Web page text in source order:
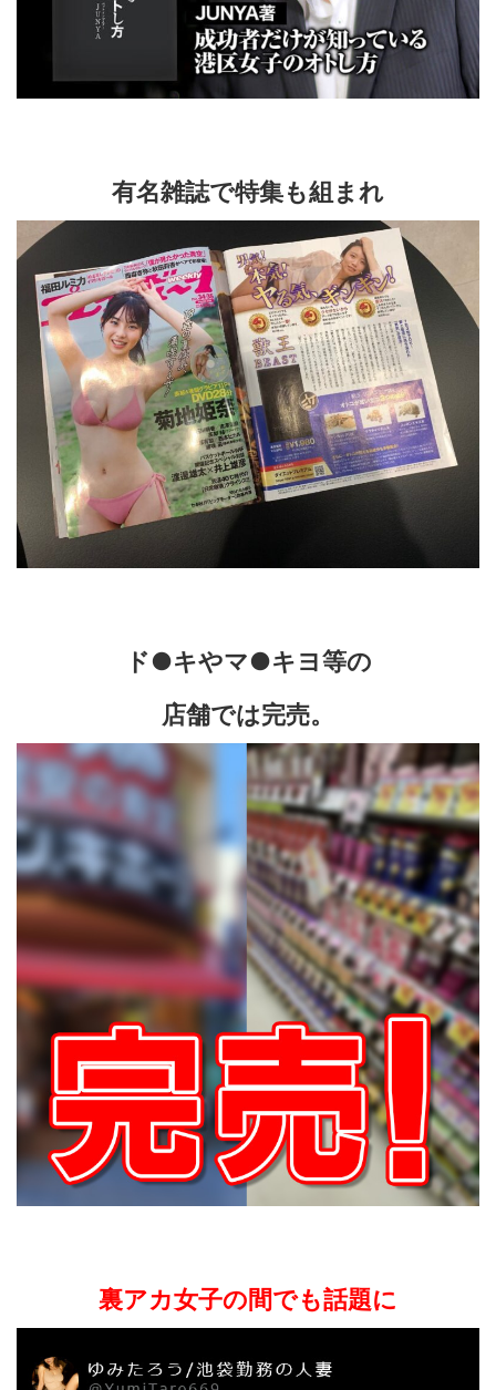
有名雑誌で特集も組まれ
ド●キやマ●キヨ等の
店舗では完売。
裏アカ女子の間でも話題に